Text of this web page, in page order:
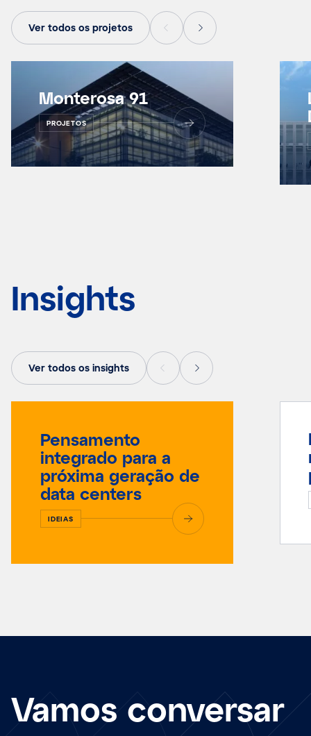
Ver todos os projetos
Monterosa 91
PROJETOS
Insights
Ver todos os insights
Pensamento
integrado para a
próxima geração de
data centers
IDEIAS
Vamos conversar